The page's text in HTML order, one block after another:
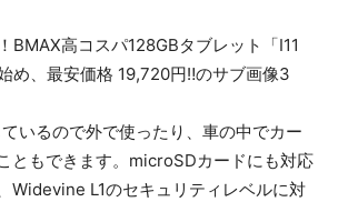
いるので外で使ったり、車の中でカー
ともできます。microSDカードにも対応
Widevine L1のセキュリティレベルに対